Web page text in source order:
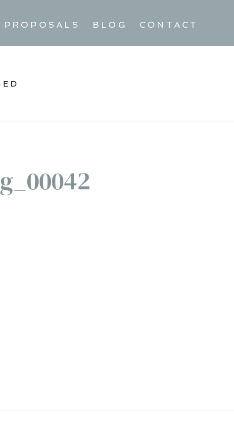
PROPOSALS BLOG CONTACT